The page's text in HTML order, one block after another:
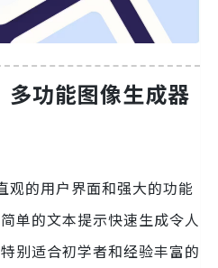
功能图像生成器
观的用户界面和强大的功能
单的文本提示快速生成令人
别适合初学者和经验丰富的